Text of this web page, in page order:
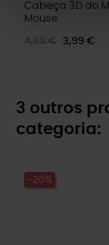
Cabeça 3D do
Mouse
4,99 € 3,99 €
3 outros
categoria:
-20%